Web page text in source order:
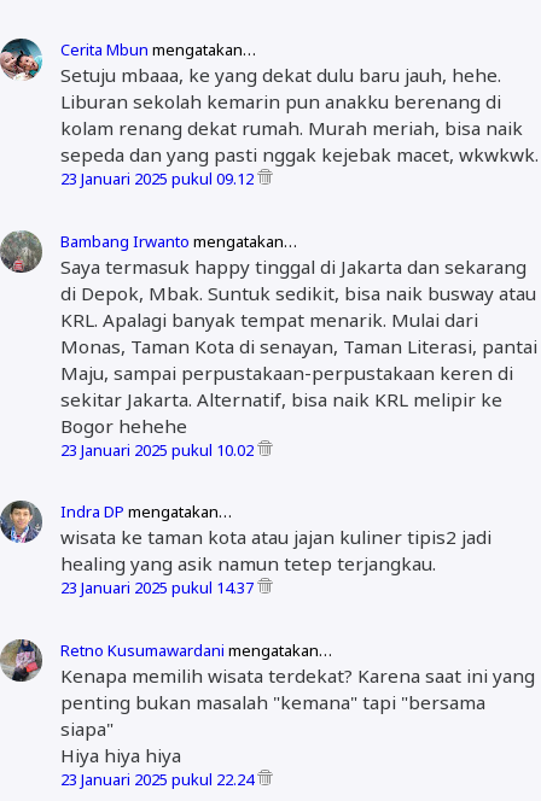
Cerita Mbun mengatakan…
Setuju mbaaa, ke yang dekat dulu baru jauh, hehe.
Liburan sekolah kemarin pun anakku berenang di
kolam renang dekat rumah. Murah meriah, bisa naik
sepeda dan yang pasti nggak kejebak macet, wkwkwk.
23 Januari 2025 pukul 09.12
Bambang Irwanto mengatakan…
Saya termasuk happy tinggal di Jakarta dan sekarang
di Depok, Mbak. Suntuk sedikit, bisa naik busway atau
KRL. Apalagi banyak tempat menarik. Mulai dari
Monas, Taman Kota di senayan, Taman Literasi, pantai
Maju, sampai perpustakaan-perpustakaan keren di
sekitar Jakarta. Alternatif, bisa naik KRL melipir ke
Bogor hehehe
23 Januari 2025 pukul 10.02
Indra DP mengatakan…
wisata ke taman kota atau jajan kuliner tipis2 jadi
healing yang asik namun tetep terjangkau.
23 Januari 2025 pukul 14.37
Retno Kusumawardani mengatakan…
Kenapa memilih wisata terdekat? Karena saat ini yang
penting bukan masalah "kemana" tapi "bersama
siapa"
Hiya hiya hiya
23 Januari 2025 pukul 22.24